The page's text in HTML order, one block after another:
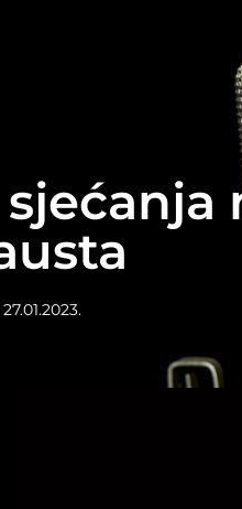
27.01.2023.